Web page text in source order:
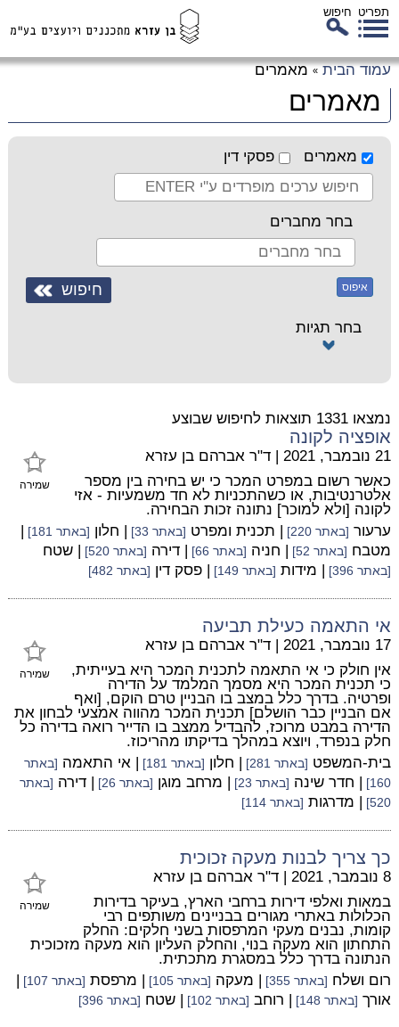
תפריט חיפוש
עמוד הבית » מאמרים
מאמרים
מאמרים פסקי דין
בחר מחברים
איפוס
בחר תגיות
נמצאו 1331 תוצאות לחיפוש שבוצע
אופציה לקונה
שמירה
21 נובמבר, 2021 | ד"ר אברהם בן עזרא
כאשר רשום במפרט המכר כי יש בחירה בין מספר
אלטרנטיבות, או כשהתכניות לא חד משמעיות - אזי
לקונה [ולא למוכר] נתונה זכות הבחירה.
ערעור [באתר 220] | תכנית ומפרט [באתר 33] | חלון [באתר 181]
|
מטבח [באתר 52] | חניה [באתר 66] | דירה [באתר 520] | שטח
[באתר 396] | מידות [באתר 149] | פסק דין [באתר 482]
אי התאמה כעילת תביעה
שמירה
17 נובמבר, 2021 | ד"ר אברהם בן עזרא
אין חולק כי אי התאמה לתכנית המכר היא בעייתית,
כי תכנית המכר היא מסמך המלמד על הדירה
ופרטיה. בדרך כלל במצב בו הבניין טרם הוקם, [ואף
אם הבניין כבר הושלם] תכנית המכר מהווה אמצעי לבחון את
הדירה במבט מרוכז, להבדיל ממצב בו הדייר רואה בדירה כל
חלק בנפרד, ויוצא במהלך בדיקתו מהריכוז.
בית-המשפט [באתר 281] | חלון [באתר 181] | אי התאמה [באתר
160]
| חדר שינה [באתר 23] | מרחב מוגן [באתר 26] | דירה [באתר
520]
| מדרגות [באתר 114]
כך צריך לבנות מעקה זכוכית
שמירה
8 נובמבר, 2021 | ד"ר אברהם בן עזרא
במאות ואלפי דירות ברחבי הארץ, בעיקר בדירות
הכלולות באתרי מגורים בבניינים משותפים רבי
קומות, נבנים מעקי המרפסות בשני חלקים: החלק
התחתון הוא מעקה בנוי, והחלק העליון הוא מעקה מזכוכית
הנתונה בדרך כלל במסגרת מתכתית.
רום ושלח [באתר 355] | מעקה [באתר 105] | מרפסת [באתר 107]
|
אורך [באתר 148] | רוחב [באתר 102] | שטח [באתר 396]